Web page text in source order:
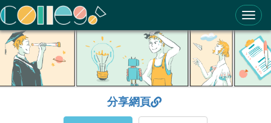
ColleGo! 大學選才與高中育才輔助系統
分享網頁